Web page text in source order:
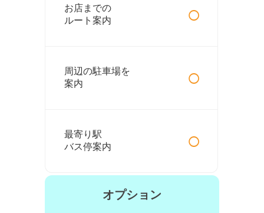
お店までの
ルート案内
○
周辺の駐車場を
案内
○
最寄り駅
バス停案内
○
オプション